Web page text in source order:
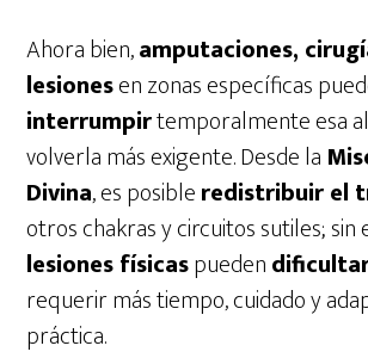
Ahora bien,amputaciones,
lesionesen zonas específicas
interrumpirtemporalmente esa
volverla más exigente. Desde la
Divina, es posibleredistribuir el
otros chakras y circuitos sutiles; sin
lesiones físicaspueden
requerir más tiempo, cuidado y
práctica.